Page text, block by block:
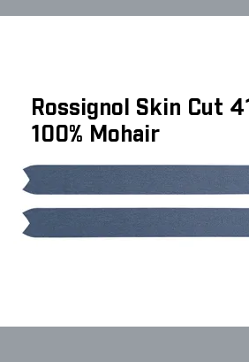
Rossignol Skin Cut
100% Mohair